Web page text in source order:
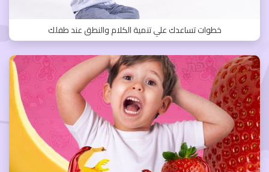
خطوات تساعدك علي تنمية الكلام والنطق عند طفلك